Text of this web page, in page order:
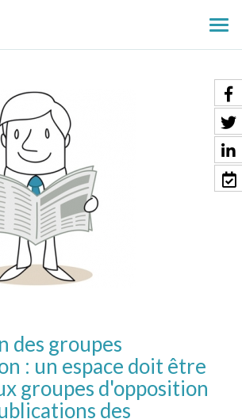
le
des groupes
: un espace doit être
groupes d'opposition
des